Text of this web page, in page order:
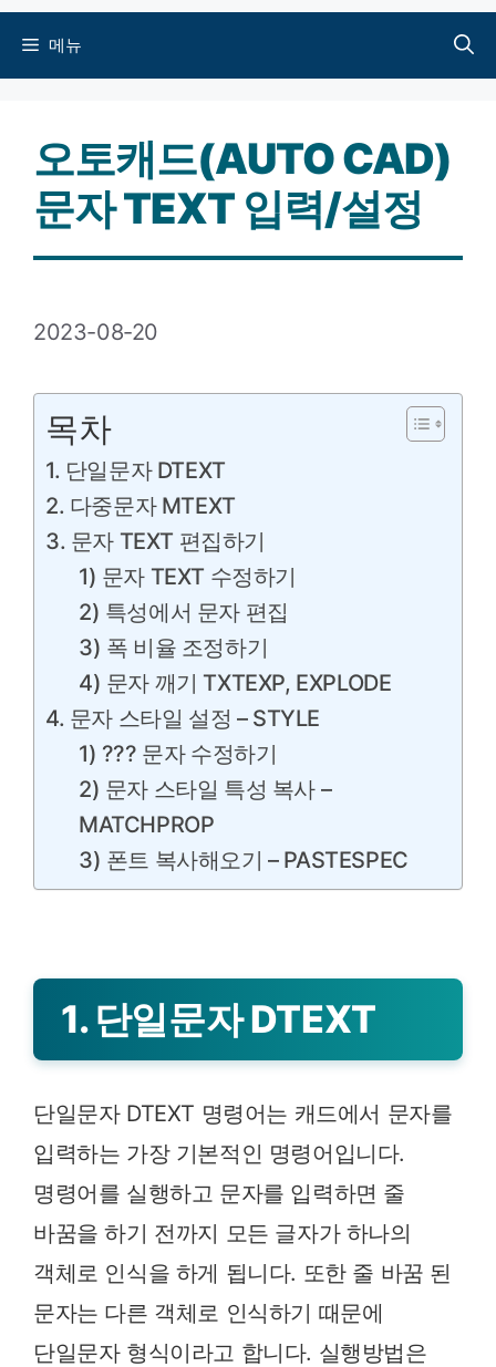
메뉴
오토캐드(AUTO CAD)
문자 TEXT 입력/설정
2023-08-20
목차
1. 단일문자 DTEXT
2. 다중문자 MTEXT
3. 문자 TEXT 편집하기
1) 문자 TEXT 수정하기
2) 특성에서 문자 편집
3) 폭 비율 조정하기
4) 문자 깨기 TXTEXP, EXPLODE
4. 문자 스타일 설정 – STYLE
1) ??? 문자 수정하기
2) 문자 스타일 특성 복사 –
MATCHPROP
3) 폰트 복사해오기 – PASTESPEC
1. 단일문자 DTEXT
단일문자 DTEXT 명령어는 캐드에서 문자를
입력하는 가장 기본적인 명령어입니다.
명령어를 실행하고 문자를 입력하면 줄
바꿈을 하기 전까지 모든 글자가 하나의
객체로 인식을 하게 됩니다. 또한 줄 바꿈 된
문자는 다른 객체로 인식하기 때문에
단일문자 형식이라고 합니다. 실행방법은